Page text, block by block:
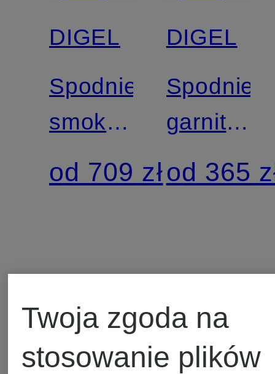
DIGEL
Spodnie
smokingowe
SHAWN
o
galonowymi
paskami
od 709 zł
DIGEL
Spodnie
SERGIO
regular
od 365
Twoja zgoda na
stosowanie plików